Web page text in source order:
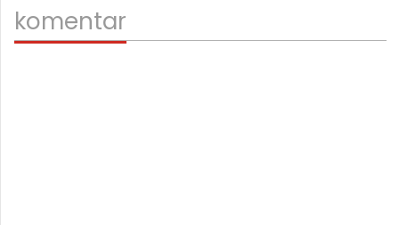
komentar